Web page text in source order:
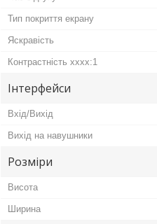
Тип покриття екрану
Яскравість
Контрастність хххх:1
Інтерфейси
Вхід/Вихід
Вихід на навушники
Розміри
Висота
Ширина